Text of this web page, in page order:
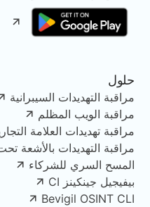
حلول
مراقبة التهديدات السيبرانية
مراقبة الويب المظلم
مراقبة تهديدات العلامة
مراقبة التهديدات بالأشعة
المسح السري للشركاء
بيفيجيل جينكينز CI
Bevigil OSINT CLI